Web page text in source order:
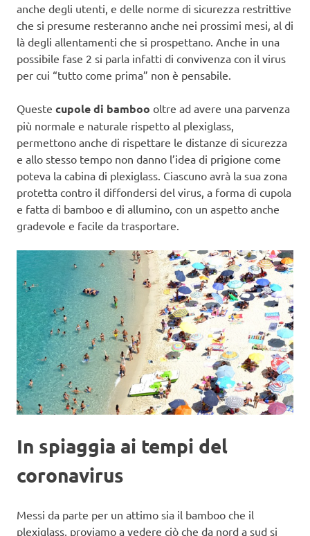
anche degli utenti, e delle norme di sicurezza restrittive
che si presume resteranno anche nei prossimi mesi, al di
là degli allentamenti che si prospettano. Anche in una
possibile fase 2 si parla infatti di convivenza con il virus
per cui “tutto come prima” non è pensabile.
Queste cupole di bamboo oltre ad avere una parvenza
più normale e naturale rispetto al plexiglass,
permettono anche di rispettare le distanze di sicurezza
e allo stesso tempo non danno l’idea di prigione come
poteva la cabina di plexiglass. Ciascuno avrà la sua zona
protetta contro il diffondersi del virus, a forma di cupola
e fatta di bamboo e di allumino, con un aspetto anche
gradevole e facile da trasportare.
In spiaggia ai tempi del
coronavirus
Messi da parte per un attimo sia il bamboo che il
plexiglass, proviamo a vedere ciò che da nord a sud si